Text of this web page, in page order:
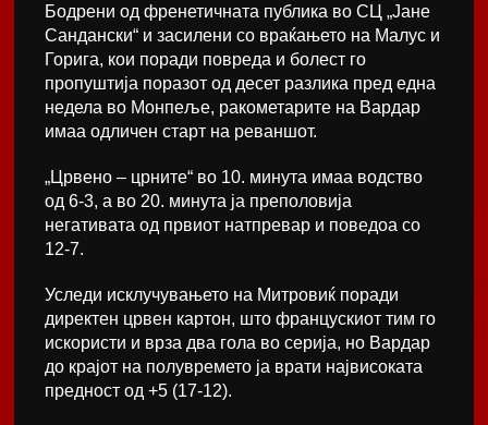
Бодрени од френетичната публика во СЦ „Јане
Сандански“ и засилени со враќањето на Малус и
Горига, кои поради повреда и болест го
пропуштија поразот од десет разлика пред една
недела во Монпеље, ракометарите на Вардар
имаа одличен старт на реваншот.
„Црвено – црните“ во 10. минута имаа водство
од 6-3, а во 20. минута ја преполовија
негативата од првиот натпревар и поведоа со
12-7.
Уследи исклучувањето на Митровиќ поради
директен црвен картон, што францускиот тим го
искористи и врза два гола во серија, но Вардар
до крајот на полувремето ја врати највисоката
предност од +5 (17-12).